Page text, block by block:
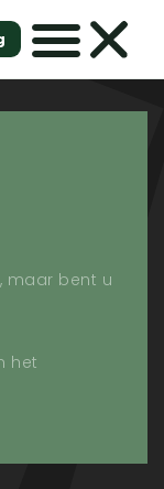
maar bent u
het
voor